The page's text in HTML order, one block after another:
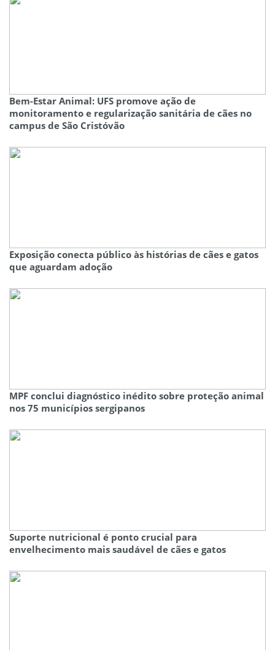
Bem-Estar Animal: UFS promove ação de
monitoramento e regularização sanitária de cães no
campus de São Cristóvão
Exposição conecta público às histórias de cães e gatos
que aguardam adoção
MPF conclui diagnóstico inédito sobre proteção animal
nos 75 municípios sergipanos
Suporte nutricional é ponto crucial para
envelhecimento mais saudável de cães e gatos